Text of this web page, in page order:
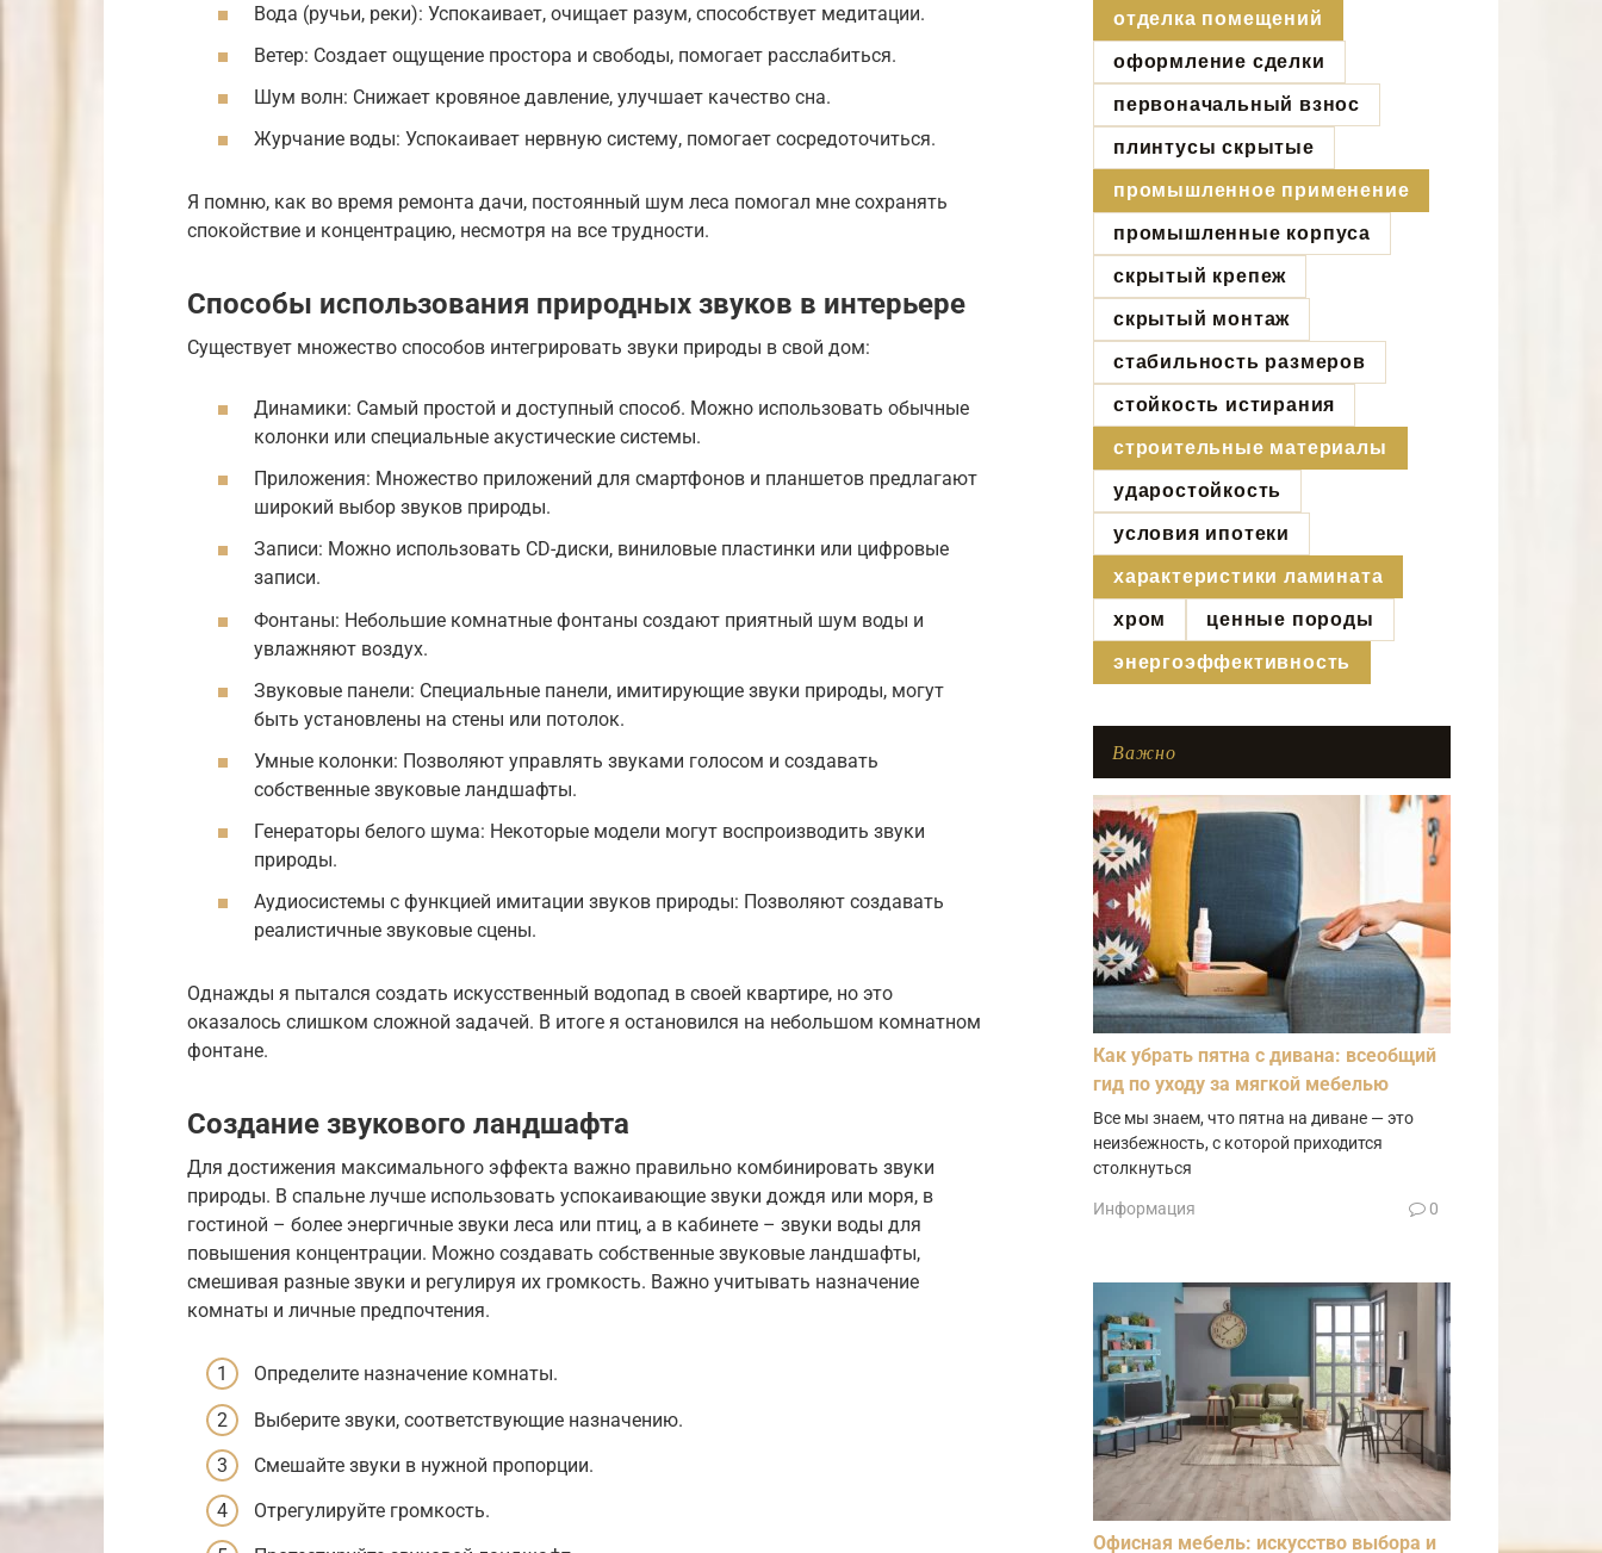
Вода (ручьи, реки): Успокаивает, очищает разум, способствует медитации.
Ветер: Создает ощущение простора и свободы, помогает расслабиться.
Шум волн: Снижает кровяное давление, улучшает качество сна.
Журчание воды: Успокаивает нервную систему, помогает сосредоточиться.
Я помню, как во время ремонта дачи, постоянный шум леса помогал мне сохранять
спокойствие и концентрацию, несмотря на все трудности.
Способы использования природных звуков в интерьере
Существует множество способов интегрировать звуки природы в свой дом:
Динамики: Самый простой и доступный способ. Можно использовать обычные
колонки или специальные акустические системы.
Приложения: Множество приложений для смартфонов и планшетов предлагают
широкий выбор звуков природы.
Записи: Можно использовать CD-диски, виниловые пластинки или цифровые
записи.
Фонтаны: Небольшие комнатные фонтаны создают приятный шум воды и
увлажняют воздух.
Звуковые панели: Специальные панели, имитирующие звуки природы, могут
быть установлены на стены или потолок.
Умные колонки: Позволяют управлять звуками голосом и создавать
собственные звуковые ландшафты.
Генераторы белого шума: Некоторые модели могут воспроизводить звуки
природы.
Аудиосистемы с функцией имитации звуков природы: Позволяют создавать
реалистичные звуковые сцены.
Однажды я пытался создать искусственный водопад в своей квартире, но это
оказалось слишком сложной задачей. В итоге я остановился на небольшом комнатном
фонтане.
Создание звукового ландшафта
Для достижения максимального эффекта важно правильно комбинировать звуки
природы. В спальне лучше использовать успокаивающие звуки дождя или моря, в
гостиной – более энергичные звуки леса или птиц, а в кабинете – звуки воды для
повышения концентрации. Можно создавать собственные звуковые ландшафты,
смешивая разные звуки и регулируя их громкость. Важно учитывать назначение
комнаты и личные предпочтения.
Определите назначение комнаты.
Выберите звуки, соответствующие назначению.
Смешайте звуки в нужной пропорции.
Отрегулируйте громкость.
отделка помещений
оформление сделки
первоначальный взнос
плинтусы скрытые
промышленное применение
промышленные корпуса
скрытый крепеж
скрытый монтаж
стабильность размеров
стойкость истирания
строительные материалы
ударостойкость
условия ипотеки
характеристики ламината
хром ценные породы
энергоэффективность
Важно
Как убрать пятна с дивана: всеобщий
гид по уходу за мягкой мебелью
Все мы знаем, что пятна на диване — это
неизбежность, с которой приходится
столкнуться
Информация 0
Офисная мебель: искусство выбора и